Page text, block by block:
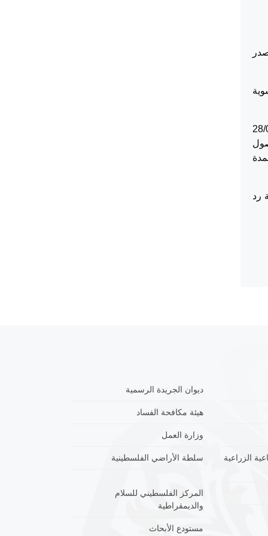
قد صدر
يوماً طبقاً لاحكام المادة 13/4 من تسوية
ان الطعن يبدأ بتاريخ 28/06/2018
193/1 من قانون أصول
تقرر المحكمة رد
ديوان الجريدة الرسمية
هيئة مكافحة الفساد
وزارة العمل
الزراعية
سلطة الأراضي الفلسطينية
المركز الفلسطيني للسلام
والديمقراطية
مستودع الأبحاث